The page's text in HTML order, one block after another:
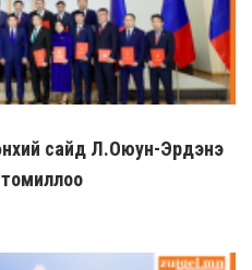
сайд Л.Оюун-Эрдэнэ